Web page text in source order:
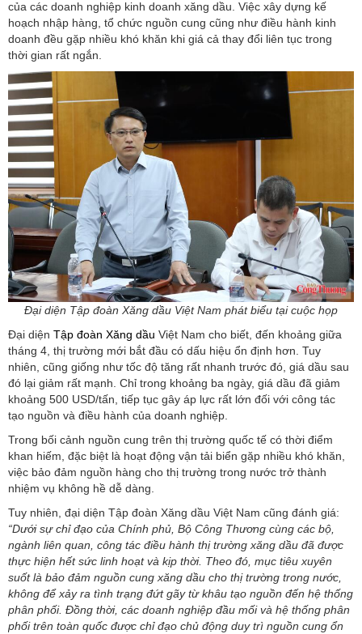
của các doanh nghiệp kinh doanh xăng dầu. Việc xây dựng kế
hoạch nhập hàng, tổ chức nguồn cung cũng như điều hành kinh
doanh đều gặp nhiều khó khăn khi giá cả thay đổi liên tục trong
thời gian rất ngắn.
Đại diện Tập đoàn Xăng dầu Việt Nam phát biểu tại cuộc họp
Đại diện Tập đoàn Xăng dầu Việt Nam cho biết, đến khoảng giữa
tháng 4, thị trường mới bắt đầu có dấu hiệu ổn định hơn. Tuy
nhiên, cũng giống như tốc độ tăng rất nhanh trước đó, giá dầu sau
đó lại giảm rất mạnh. Chỉ trong khoảng ba ngày, giá dầu đã giảm
khoảng 500 USD/tấn, tiếp tục gây áp lực rất lớn đối với công tác
tạo nguồn và điều hành của doanh nghiệp.
Trong bối cảnh nguồn cung trên thị trường quốc tế có thời điểm
khan hiếm, đặc biệt là hoạt động vận tải biển gặp nhiều khó khăn,
việc bảo đảm nguồn hàng cho thị trường trong nước trở thành
nhiệm vụ không hề dễ dàng.
Tuy nhiên, đại diện Tập đoàn Xăng dầu Việt Nam cũng đánh giá:
“Dưới sự chỉ đạo của Chính phủ, Bộ Công Thương cùng các bộ,
ngành liên quan, công tác điều hành thị trường xăng dầu đã được
thực hiện hết sức linh hoạt và kịp thời. Theo đó, mục tiêu xuyên
suốt là bảo đảm nguồn cung xăng dầu cho thị trường trong nước,
không để xảy ra tình trạng đứt gãy từ khâu tạo nguồn đến hệ thống
phân phối. Đồng thời, các doanh nghiệp đầu mối và hệ thống phân
phối trên toàn quốc được chỉ đạo chủ động duy trì nguồn cung ổn